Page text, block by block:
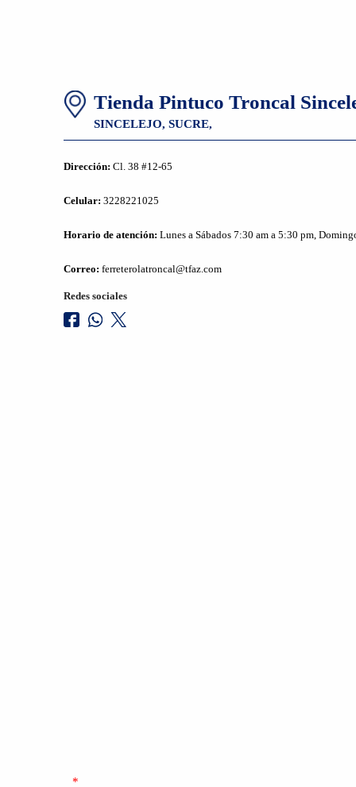
Tienda Pintuco Troncal
SINCELEJO, SUCRE,
Dirección: Cl. 38 #12-65
Celular: 3228221025
Horario de atención: Lunes a Sábados 7:30 am a 5:30 pm,
Correo: ferreterolatroncal@tfaz.com
Redes sociales